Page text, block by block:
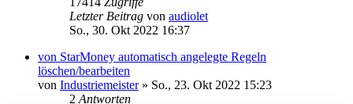
Letzter Beitrag von audiolet
So., 30. Okt 2022 16:37
von StarMoney automatisch angelegte Regeln
löschen/bearbeiten
von Industriemeister» So., 23. Okt 2022 15:23
2 Antworten